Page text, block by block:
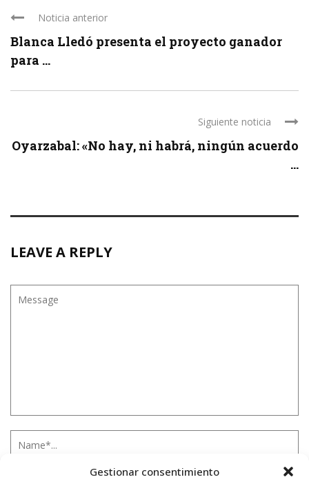
Gestionar consentimiento
Noticia anterior
Blanca Lledó presenta el proyecto ganador
para ...
Siguiente noticia
Oyarzabal: «No hay, ni habrá, ningún acuerdo
...
LEAVE A REPLY